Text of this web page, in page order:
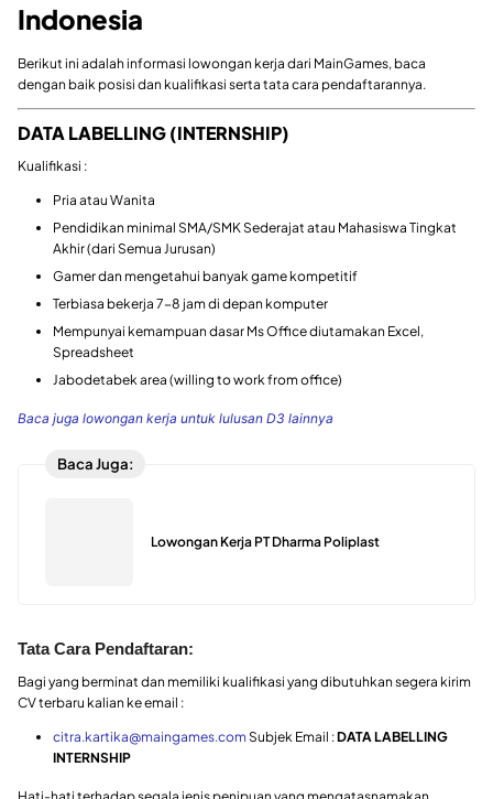
Indonesia
Berikut ini adalah informasi lowongan kerja dari MainGames, baca
dengan baik posisi dan kualifikasi serta tata cara pendaftarannya.
DATA LABELLING (INTERNSHIP)
Kualifikasi :
Pria atau Wanita
Pendidikan minimal SMA/SMK Sederajat atau Mahasiswa Tingkat
Akhir (dari Semua Jurusan)
Gamer dan mengetahui banyak game kompetitif
Terbiasa bekerja 7-8 jam di depan komputer
Mempunyai kemampuan dasar Ms Office diutamakan Excel,
Spreadsheet
Jabodetabek area (willing to work from office)
Baca juga lowongan kerja untuk lulusan D3 lainnya
Baca Juga:
Lowongan Kerja PT Dharma Poliplast
Tata Cara Pendaftaran:
Bagi yang berminat dan memiliki kualifikasi yang dibutuhkan segera kirim
CV terbaru kalian ke email :
citra.kartika@maingames.comSubjek Email :DATA LABELLING
INTERNSHIP